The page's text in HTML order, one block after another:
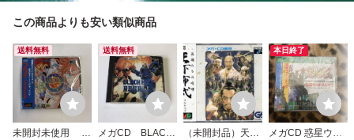
この商品よりも安い類似商品
送料無料
未開封未使用 メ
送料無料
メガCD BLACK
（未開封品）天下
本日終了
メガCD 惑星ウッ